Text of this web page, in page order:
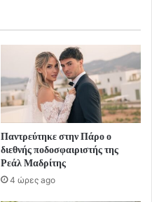
Παντρεύτηκε στην Πάρο ο
διεθνής ποδοσφαιριστής της
Ρεάλ Μαδρίτης
4 ώρες ago